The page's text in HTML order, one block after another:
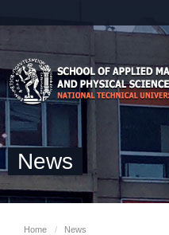
News
Home / News